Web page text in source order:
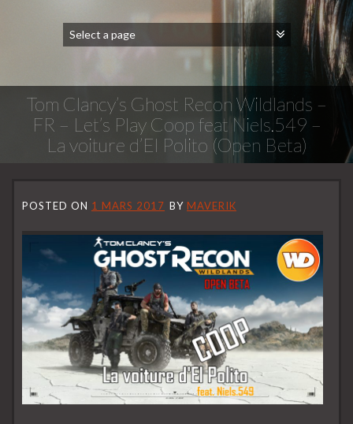
Tom Clancy’s Ghost Recon Wildlands –
FR – Let’s Play Coop feat Niels.549 –
La voiture d’El Polito (Open Beta)
POSTED ON 1 MARS 2017 BY MAVERIK